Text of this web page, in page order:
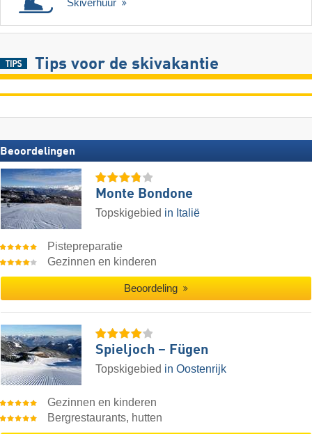
Skiverhuur
Tips voor de skivakantie
Beoordelingen
Monte Bondone
Topskigebied in Italië
Pistepreparatie
Gezinnen en kinderen
Beoordeling
Spieljoch – Fügen
Topskigebied in Oostenrijk
Gezinnen en kinderen
Bergrestaurants, hutten